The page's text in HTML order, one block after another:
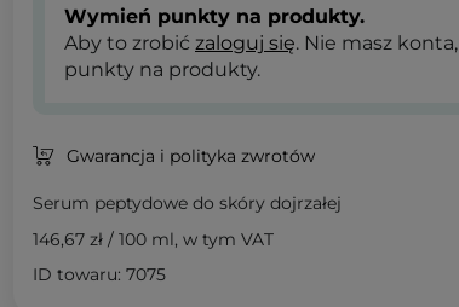
Wymień punkty na produkty.
Aby to zrobić zaloguj się. Nie masz konta,
punkty na produkty.
Gwarancja i polityka zwrotów
Serum peptydowe do skóry dojrzałej
146,67 zł / 100 ml, w tym VAT
ID towaru: 7075